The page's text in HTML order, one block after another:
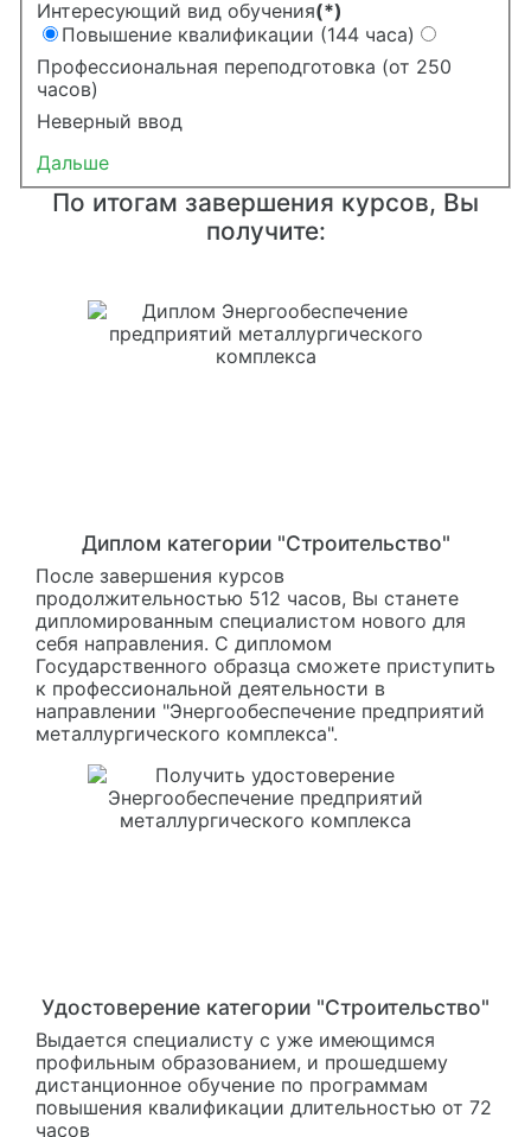
Интересующий вид обучения(*)
Повышение квалификации (144 часа)
Профессиональная переподготовка (от 250
часов)
Неверный ввод
Дальше
По итогам завершения курсов, Вы
получите:
Диплом категории "Строительство"
После завершения курсов
продолжительностью 512 часов, Вы станете
дипломированным специалистом нового для
себя направления. С дипломом
Государственного образца сможете приступить
к профессиональной деятельности в
направлении "Энергообеспечение предприятий
металлургического комплекса".
Удостоверение категории "Строительство"
Выдается специалисту с уже имеющимся
профильным образованием, и прошедшему
дистанционное обучение по программам
повышения квалификации длительностью от 72
часов